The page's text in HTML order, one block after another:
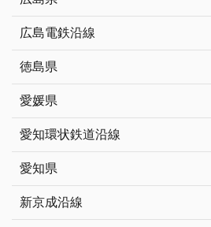
広島電鉄沿線
徳島県
愛媛県
愛知環状鉄道沿線
愛知県
新京成沿線